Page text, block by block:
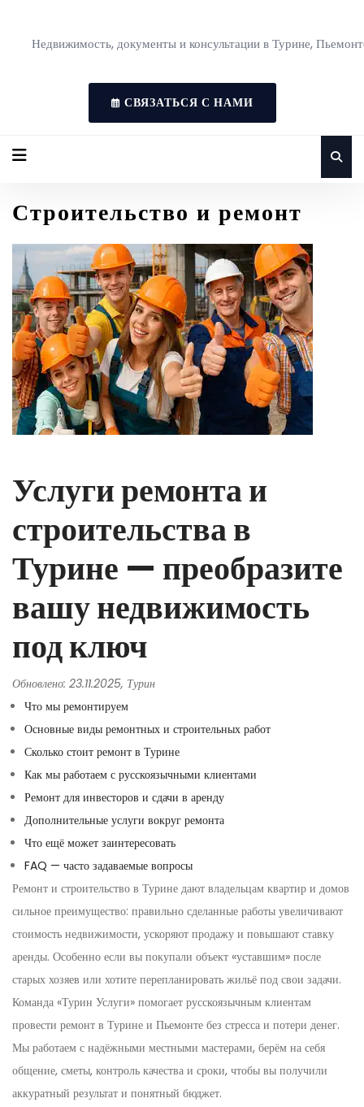
Недвижимость, документы и консультации в Турине,
СВЯЗАТЬСЯ С НАМИ
Строительство и ремонт
Услуги ремонта и
строительства в
Турине — преобразите
вашу недвижимость
под ключ
Обновлено: 23.11.2025, Турин
Что мы ремонтируем
Основные виды ремонтных и строительных работ
Сколько стоит ремонт в Турине
Как мы работаем с русскоязычными клиентами
Ремонт для инвесторов и сдачи в аренду
Дополнительные услуги вокруг ремонта
Что ещё может заинтересовать
FAQ — часто задаваемые вопросы
Ремонт и строительство в Турине дают владельцам квартир и домов
сильное преимущество: правильно сделанные работы увеличивают
стоимость недвижимости, ускоряют продажу и повышают ставку
аренды. Особенно если вы покупали объект «уставшим» после
старых хозяев или хотите перепланировать жильё под свои задачи.
Команда «Турин Услуги» помогает русскоязычным клиентам
провести ремонт в Турине и Пьемонте без стресса и потери денег.
Мы работаем с надёжными местными мастерами, берём на себя
общение, сметы, контроль качества и сроки, чтобы вы получили
аккуратный результат и понятный бюджет.